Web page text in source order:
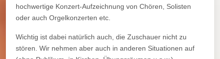
hochwertige Konzert-Aufzeichnung von Chören, Solisten
oder auch Orgelkonzerten etc.
Wichtig ist dabei natürlich auch, die Zuschauer nicht zu
stören. Wir nehmen aber auch in anderen Situationen auf